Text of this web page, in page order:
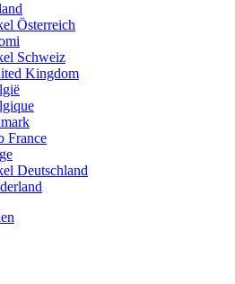
Österreich
Schweiz
Kingdom
France
Deutschland